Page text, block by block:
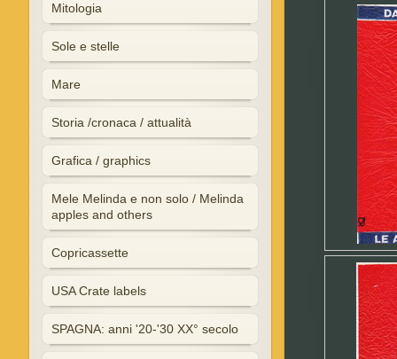
Mitologia
Sole e stelle
Mare
Storia /cronaca / attualità
Grafica / graphics
Mele Melinda e non solo / Melinda
apples and others
Copricassette
USA Crate labels
SPAGNA: anni '20-'30 XX° secolo